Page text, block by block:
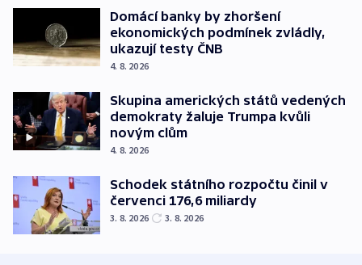
Domácí banky by zhoršení
ekonomických podmínek zvládly,
ukazují testy ČNB
4. 8. 2026
Skupina amerických států vedených
demokraty žaluje Trumpa kvůli
novým clům
4. 8. 2026
Schodek státního rozpočtu činil v
červenci 176,6 miliardy
3. 8. 2026 3. 8. 2026